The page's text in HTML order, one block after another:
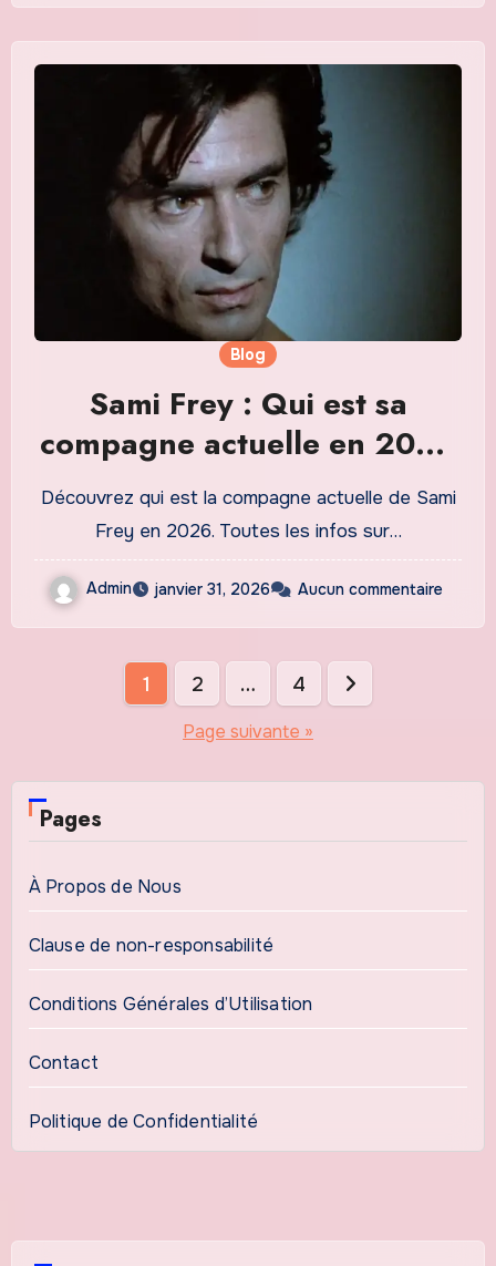
Blog
Sami Frey : Qui est sa
compagne actuelle en 2026
? Toutes les infos sur leur
relation
Découvrez qui est la compagne actuelle de Sami
Frey en 2026. Toutes les infos sur…
Admin janvier 31, 2026 Aucun commentaire
Pagination
publications
1 2 … 4
Page suivante »
Pages
À Propos de Nous
Clause de non-responsabilité
Conditions Générales d’Utilisation
Contact
Politique de Confidentialité